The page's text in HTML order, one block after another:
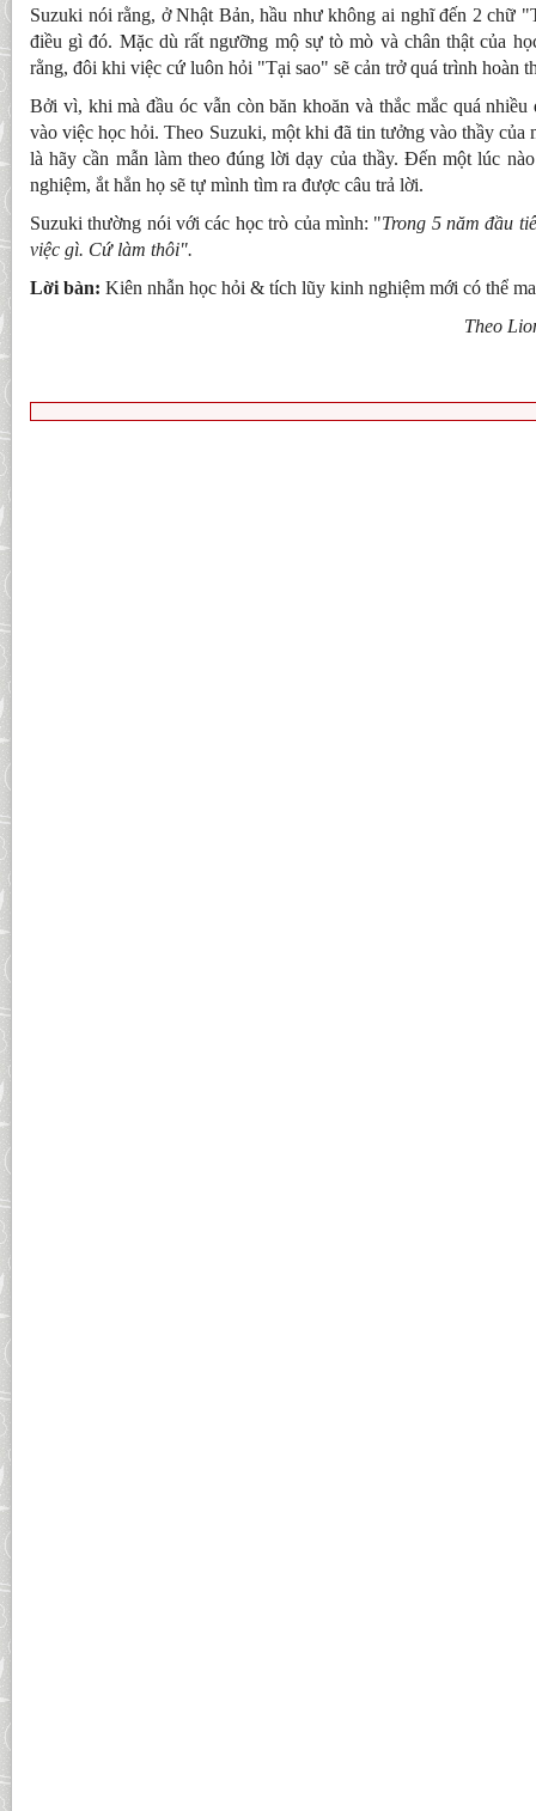
Suzuki nói rằng, ở Nhật Bản, hầu như không ai nghĩ đến 2 chữ
điều gì đó. Mặc dù rất ngưỡng mộ sự tò mò và chân thật của
rằng, đôi khi việc cứ luôn hỏi "Tại sao" sẽ cản trở quá trình hoàn
Bởi vì, khi mà đầu óc vẫn còn băn khoăn và thắc mắc quá nhiều
vào việc học hỏi. Theo Suzuki, một khi đã tin tưởng vào thầy của
là hãy cần mẫn làm theo đúng lời dạy của thầy. Đến một lúc
nghiệm, ắt hẳn họ sẽ tự mình tìm ra được câu trả lời.
Suzuki thường nói với các học trò của mình: "Trong 5 năm đầu
việc gì. Cứ làm thôi".
Lời bàn: Kiên nhẫn học hỏi & tích lũy kinh nghiệm mới có thể
Theo